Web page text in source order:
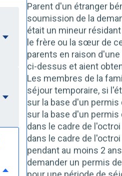
Parent d'un étranger
soumission de la
était un mineur
le frère ou la sœur de
parents en raison
ci-dessus et aient
Les membres de la
séjour temporaire, si
sur la base d'un
sur la base d'un permis
dans le cadre de
dans le cadre de
pendant au moins 2
demander un permis